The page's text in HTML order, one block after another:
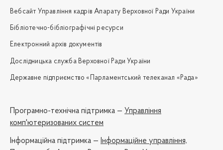
Вебсайт Управління кадрів Апарату Верховної Ради України
Бібліотечно-бібліографічні ресурси
Електронний архів документів
Дослідницька служба Верховної Ради України
Державне підприємство «Парламентський телеканал «Рада»
Програмно-технічна підтримка — Управління
комп'ютеризованих систем
Iнформаційна підтримка — Інформаційне управління,